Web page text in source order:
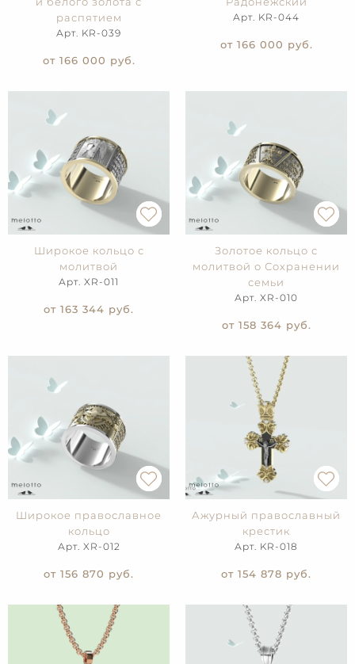
распятием
Арт. KR-039
от 166 000 руб.
Арт. KR-044
от 166 000 руб.
Широкое кольцо с
молитвой
Арт. XR-011
от 163 344 руб.
Золотое кольцо с
молитвой о Сохранении
семьи
Арт. XR-010
от 158 364 руб.
Широкое православное
кольцо
Арт. XR-012
от 156 870 руб.
Ажурный православный
крестик
Арт. KR-018
от 154 878 руб.